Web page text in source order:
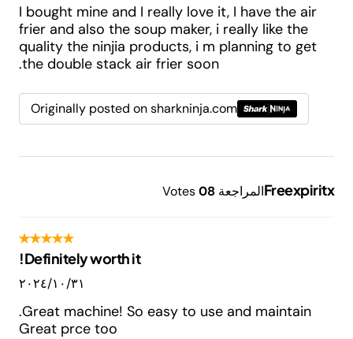
I bought mine and I really love it, I have the air
frier and also the soup maker, i really like the
quality the ninjia products, i m planning to get
the double stack air frier soon.
Originally posted on sharkninja.com
Freexpiritxالمراجعة 8
Votes 0
Definitely worth it!
٣١‏/١٠‏/٢٠٢٤
Great machine! So easy to use and maintain.
Great prce too